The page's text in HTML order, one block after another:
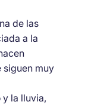
de las
a la
siguen muy
la lluvia,